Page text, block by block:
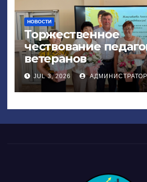
НОВОСТИ
Торжественное
чествование
ветеранов
JUL 3, 2026